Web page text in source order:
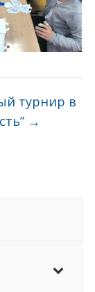
турнир в
→